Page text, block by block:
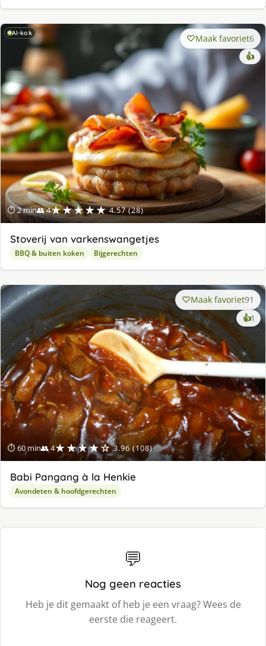
AI-kok
⏱ 2 min👥 4★★★★★ 4.57 (28)
Maak favoriet6
👍
Stoverij van varkenswangetjes
BBQ & buiten koken Bijgerechten
⏱ 60 min👥 4★★★★☆ 3.96 (108)
Maak favoriet91
👍1
Babi Pangang à la Henkie
Avondeten & hoofdgerechten
💬
Nog geen reacties
Heb je dit gemaakt of heb je een vraag? Wees de
eerste die reageert.